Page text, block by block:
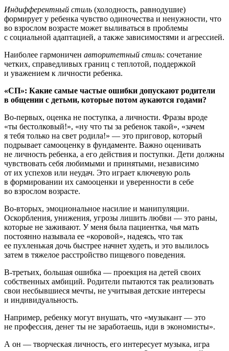
Индифферентный стиль (холодность, равнодушие)
формирует у ребенка чувство одиночества и ненужности, что
во взрослом возрасте может выливаться в проблемы
с социальной адаптацией, а также зависимостями и агрессией.
Наиболее гармоничен авторитетный стиль: сочетание
четких, справедливых границ с теплотой, поддержкой
и уважением к личности ребенка.
«СП»: Какие самые частые ошибки допускают родители
в общении с детьми, которые потом аукаются годами?
Во-первых, оценка не поступка, а личности. Фразы вроде
«ты бестолковый!», «ну что ты за ребенок такой», «зачем
я тебя только на свет родила!» — это приговор, который
подрывает самооценку в фундаменте. Важно оценивать
не личность ребенка, а его действия и поступки. Дети должны
чувствовать себя любимыми и принятыми, независимо
от их успехов или неудач. Это играет ключевую роль
в формировании их самооценки и уверенности в себе
во взрослом возрасте.
Во-вторых, эмоциональное насилие и манипуляции.
Оскорбления, унижения, угрозы лишить любви — это раны,
которые не заживают. У меня была пациентка, чья мать
постоянно называла ее «коровой», надеясь, что так
ее пухленькая дочь быстрее начнет худеть, и это вылилось
затем в тяжелое расстройство пищевого поведения.
В-третьих, большая ошибка — проекция на детей своих
собственных амбиций. Родители пытаются так реализовать
свои несбывшиеся мечты, не учитывая детские интересы
и индивидуальность.
Например, ребенку могут внушать, что «музыкант — это
не профессия, денег ты не заработаешь, иди в экономисты».
А он — творческая личность, его интересует музыка, игра